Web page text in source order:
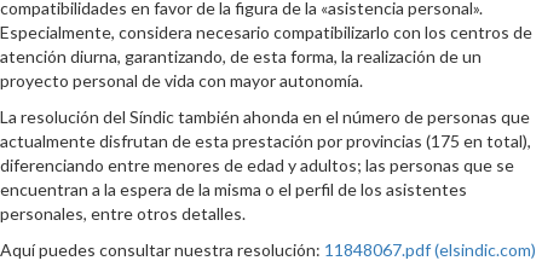
compatibilidades en favor de la figura de la «asistencia personal».
Especialmente, considera necesario compatibilizarlo con los centros de
atención diurna, garantizando, de esta forma, la realización de un
proyecto personal de vida con mayor autonomía.
La resolución del Síndic también ahonda en el número de personas que
actualmente disfrutan de esta prestación por provincias (175 en total),
diferenciando entre menores de edad y adultos; las personas que se
encuentran a la espera de la misma o el perfil de los asistentes
personales, entre otros detalles.
Aquí puedes consultar nuestra resolución: 11848067.pdf (elsindic.com)